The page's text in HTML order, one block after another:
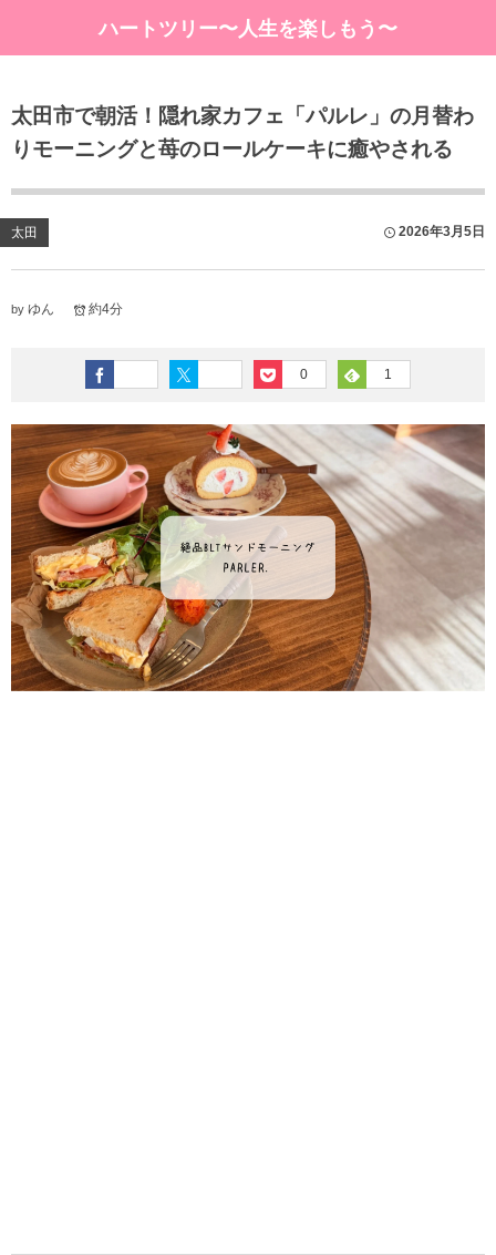
ハートツリー〜人生を楽しもう〜
太田市で朝活！隠れ家カフェ「パルレ」の月替わ
りモーニングと苺のロールケーキに癒やされる
太田 2026年3月5日
by ゆん 約4分
0 1